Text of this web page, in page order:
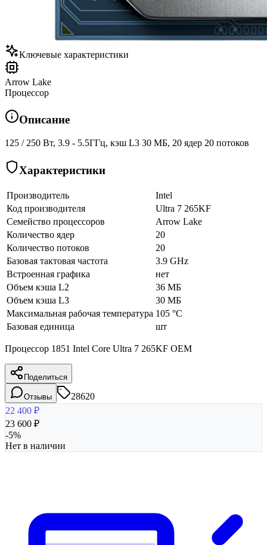
Ключевые характеристики
Arrow Lake
Процессор
Описание
125 / 250 Вт, 3.9 - 5.5ГГц, кэш L3 30 МБ, 20 ядер 20 потоков
Характеристики
Производитель
Intel
Код производителя
Ultra 7 265KF
Семейство процессоров
Arrow Lake
Количество ядер
20
Количество потоков
20
Базовая тактовая частота
3.9 GHz
Встроенная графика
нет
Объем кэша L2
36 МБ
Объем кэша L3
30 МБ
Максимальная рабочая температура 105 °C
Базовая единица
шт
Процессор 1851 Intel Core Ultra 7 265KF OEM
Поделиться
Отзывы
28620
22 400 ₽
23 600 ₽
-5%
Нет в наличии